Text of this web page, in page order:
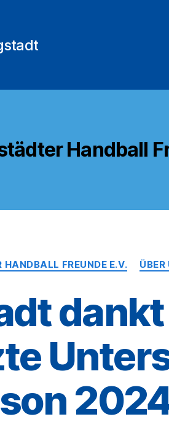
Handball
Kategorien
HANDBALL FREUNDE E.V. ÜBER